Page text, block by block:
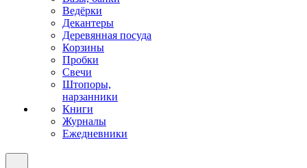
Ведёрки
Декантеры
Деревянная посуда
Корзины
Пробки
Свечи
Штопоры,
нарзанники
Книги
Журналы
Ежедневники